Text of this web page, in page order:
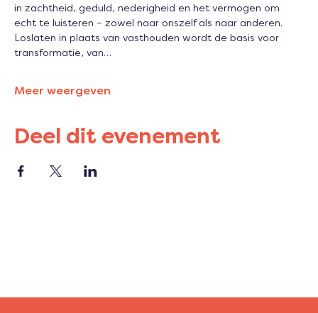
in zachtheid, geduld, nederigheid en het vermogen om
echt te luisteren – zowel naar onszelf als naar anderen.
Loslaten in plaats van vasthouden wordt de basis voor
transformatie, van…
Meer weergeven
Deel dit evenement